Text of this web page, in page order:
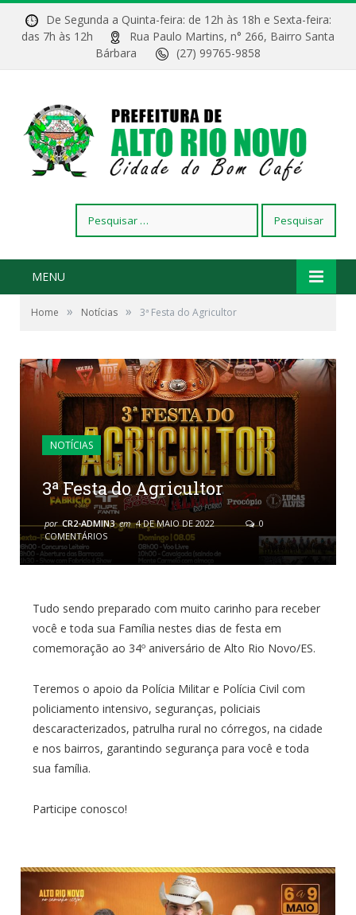
De Segunda a Quinta-feira: de 12h às 18h e Sexta-feira:
das 7h às 12h
Rua Paulo Martins, n° 266, Bairro Santa
Bárbara
(27) 99765-9858
por:
MENU
Home » Notícias » 3ª Festa do Agricultor
NOTÍCIAS
3ª Festa do Agricultor
por CR2-ADMIN3 em 4 DE MAIO DE 2022
0
COMENTÁRIOS
Tudo sendo preparado com muito carinho para receber
você e toda sua Família nestes dias de festa em
comemoração ao 34º aniversário de Alto Rio Novo/ES.
Teremos o apoio da Polícia Militar e Polícia Civil com
policiamento intensivo, seguranças, policiais
descaracterizados, patrulha rural no córregos, na cidade
e nos bairros, garantindo segurança para você e toda
sua família.
Participe conosco!